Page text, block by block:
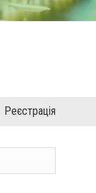
Реєстрація